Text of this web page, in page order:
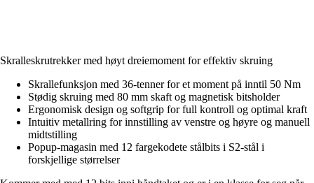
Skralleskrutrekker med høyt dreiemoment for effektiv skruing
Skrallefunksjon med 36-tenner for et moment på inntil 50 Nm
Stødig skruing med 80 mm skaft og magnetisk bitsholder
Ergonomisk design og softgrip for full kontroll og optimal kraft
Intuitiv metallring for innstilling av venstre og høyre og manuell
midtstilling
Popup-magasin med 12 fargekodete stålbits i S2-stål i
forskjellige størrelser